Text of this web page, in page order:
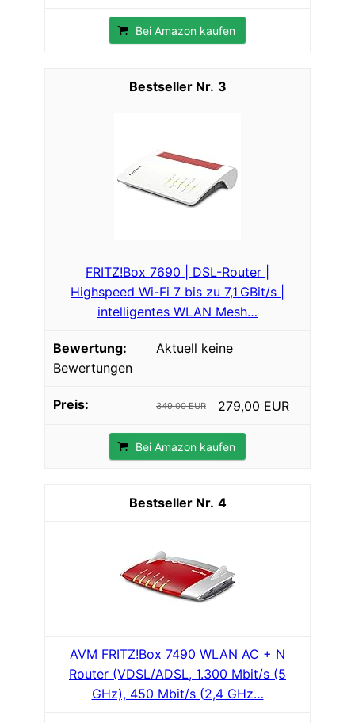
Bei Amazon kaufen
3
FRITZ!Box 7690 | DSL-Router |
Highspeed Wi-Fi 7 bis zu 7,1 GBit/s |
intelligentes WLAN Mesh…
Aktuell keine
Bewertungen
349,00 EUR 279,00 EUR
Bei Amazon kaufen
4
AVM FRITZ!Box 7490 WLAN AC + N
Router (VDSL/ADSL, 1.300 Mbit/s (5
GHz), 450 Mbit/s (2,4 GHz…